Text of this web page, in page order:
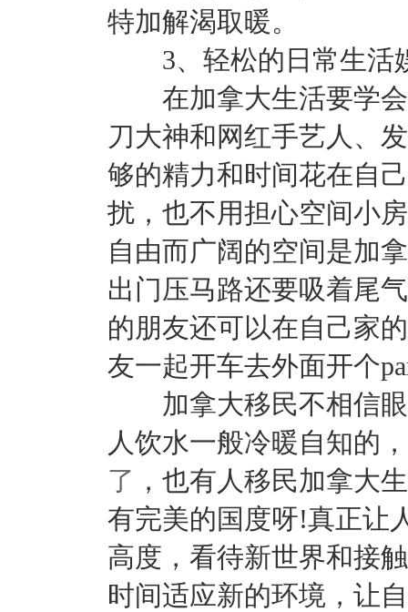
特加解渴取暖。
3、轻松的日常生活
在加拿大生活要学会
刀大神和网红手艺人、
够的精力和时间花在自
扰，也不用担心空间小
自由而广阔的空间是加
出门压马路还要吸着尾
的朋友还可以在自己家
友一起开车去外面开个
加拿大移民不相信眼
人饮水一般冷暖自知的
了 ，也有人移民加拿大
有完美的国度呀!真正让
高度，看待新世界和接
时间适应新的环境，让